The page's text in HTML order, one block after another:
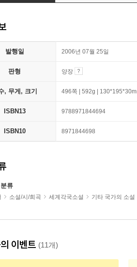
발행일 2006년 07월 25일
판형 양장
, 무게, 크기 496쪽 | 592g |
ISBN13 9788971844694
ISBN10 8971844698
류
소설/시/희곡 세계각국소설 기타 국가의 소설
이벤트 (11개)